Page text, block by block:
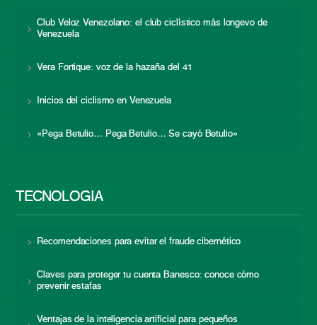
Club Veloz Venezolano: el club ciclístico más longevo de
Venezuela
Vera Fortique: voz de la hazaña del 41
Inicios del ciclismo en Venezuela
«Pega Betulio… Pega Betulio… Se cayó Betulio»
TECNOLOGÍA
Recomendaciones para evitar el fraude cibernético
Claves para proteger tu cuenta Banesco: conoce cómo
prevenir estafas
Ventajas de la inteligencia artificial para pequeños